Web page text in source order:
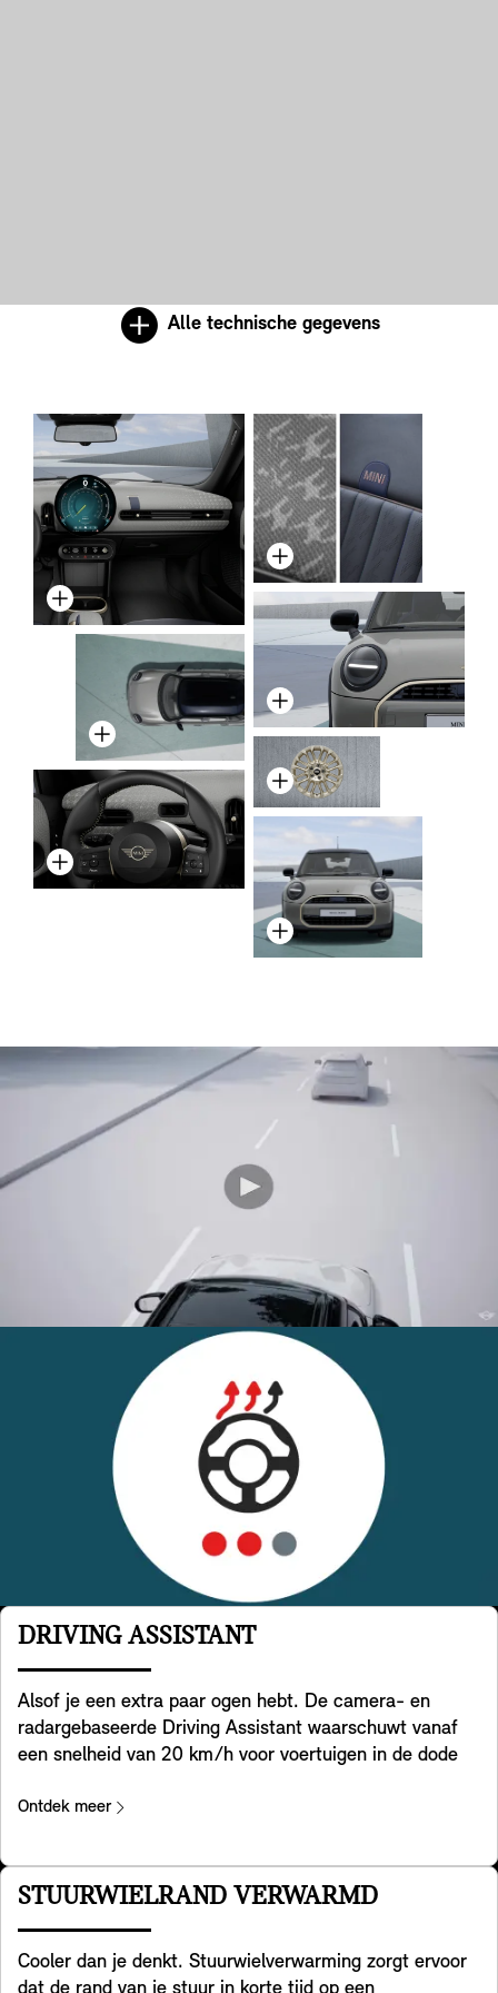
Alle technische gegevens
DRIVING ASSISTANT
Alsof je een extra paar ogen hebt. De camera- en
radargebaseerde Driving Assistant waarschuwt vanaf
een snelheid van 20 km/h voor voertuigen in de dode
van je MINI naar de rijstrook. Bovendien helpt het
achter je wanneer je met je MINI achteruitrijdt. Het
helpt ook bij het voorkomen van ongelukken achterop je
knipperen. Tot slot waarschuwt het systeem je ook bij
Ontdek meer
STUURWIELRAND VERWARMD
Cooler dan je denkt. Stuurwielverwarming zorgt ervoor